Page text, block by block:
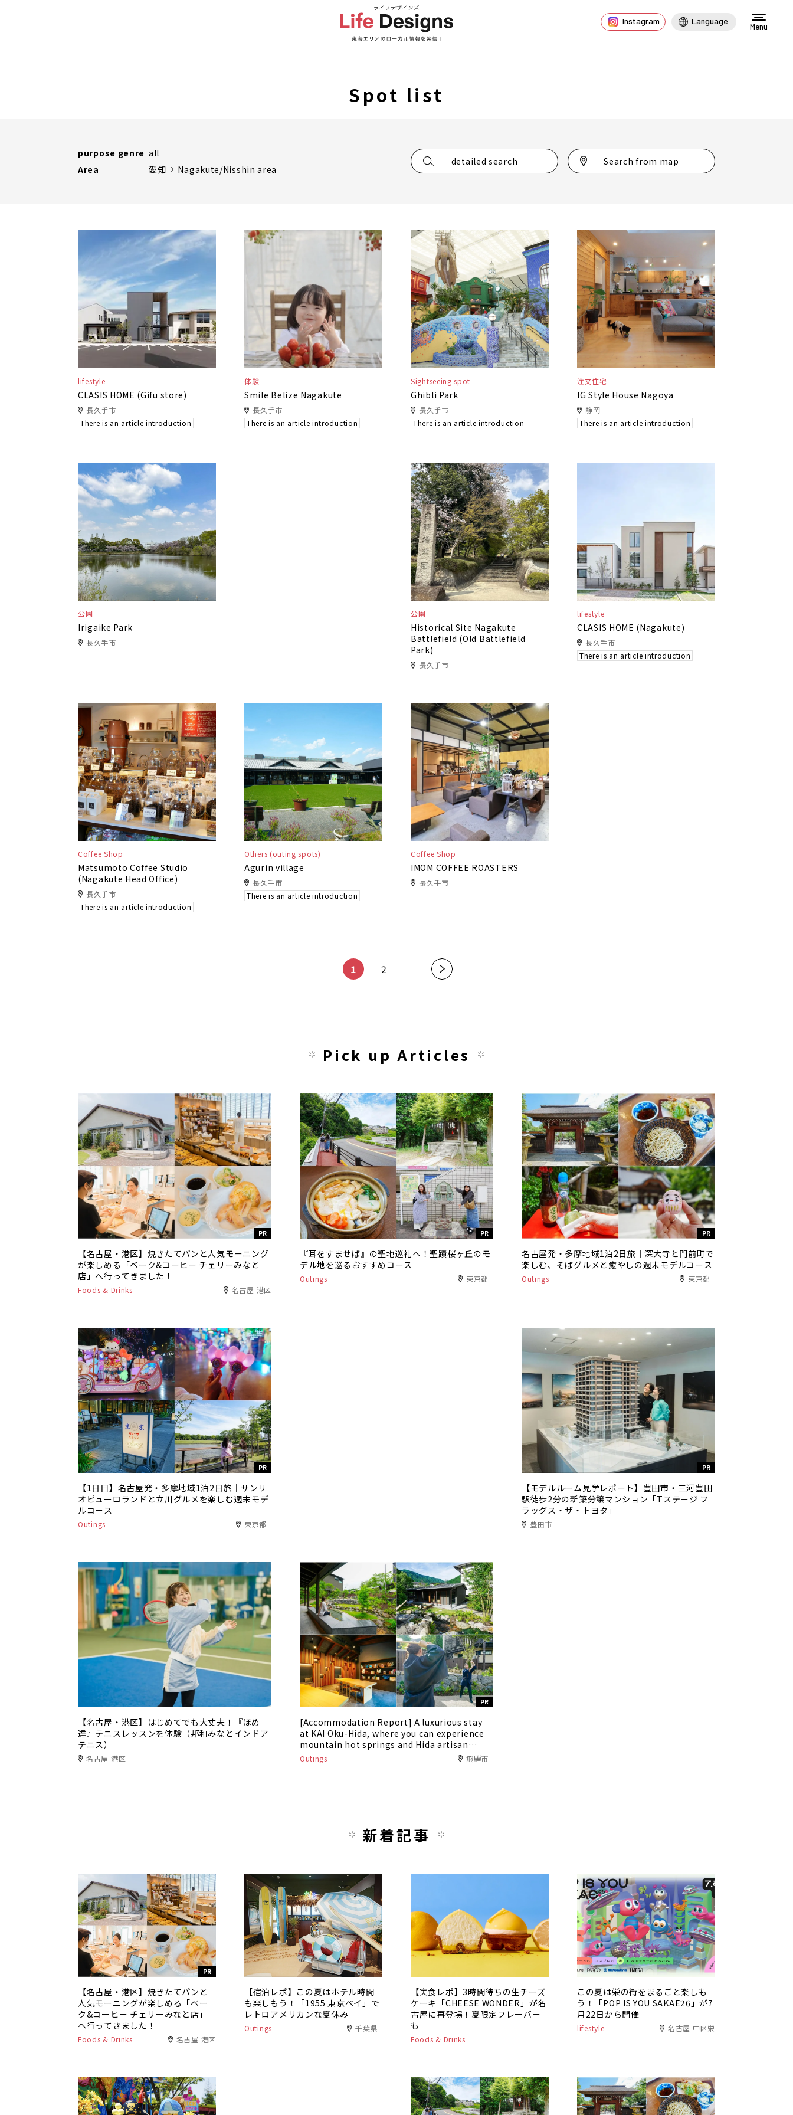
Instagram Language
Menu
Spot list
purpose genre all
Area
愛知 Nagakute/Nisshin area
detailed search Search from map
lifestyle
CLASIS HOME (Gifu store)
長久手市
There is an article introduction
体験
Smile Belize Nagakute
長久手市
There is an article introduction
Sightseeing spot
Ghibli Park
長久手市
There is an article introduction
注文住宅
IG Style House Nagoya
静岡
There is an article introduction
公園
Irigaike Park
長久手市
公園
Historical Site Nagakute
Battlefield (Old Battlefield
Park)
長久手市
lifestyle
CLASIS HOME (Nagakute)
長久手市
There is an article introduction
Coffee Shop
Matsumoto Coffee Studio
(Nagakute Head Office)
長久手市
There is an article introduction
Others (outing spots)
Agurin village
長久手市
There is an article introduction
Coffee Shop
IMOM COFFEE ROASTERS
長久手市
1 2 »
Pick up Articles
PR
【名古屋・港区】焼きたてパンと人気モーニング
が楽しめる「ベーク&コーヒー チェリーみなと
店」へ行ってきました！
Foods & Drinks 名古屋 港区
PR
『耳をすませば』の聖地巡礼へ！聖蹟桜ヶ丘のモ
デル地を巡るおすすめコース
Outings 東京都
PR
名古屋発・多摩地域1泊2日旅｜深大寺と門前町で
楽しむ、そばグルメと癒やしの週末モデルコース
Outings 東京都
PR
【1日目】名古屋発・多摩地域1泊2日旅｜サンリ
オピューロランドと立川グルメを楽しむ週末モデ
ルコース
Outings 東京都
PR
【モデルルーム見学レポート】豊田市・三河豊田
駅徒歩2分の新築分譲マンション「Tステージ フ
ラッグス・ザ・トヨタ」
豊田市
【名古屋・港区】はじめてでも大丈夫！『ほめ
達』テニスレッスンを体験（邦和みなとインドア
テニス）
名古屋 港区
PR
[Accommodation Report] A luxurious stay
at KAI Oku-Hida, where you can experience
mountain hot springs and Hida artisan
culture
Outings 飛騨市
新着記事
PR
【名古屋・港区】焼きたてパンと
人気モーニングが楽しめる「ベー
ク&コーヒー チェリーみなと店」
へ行ってきました！
Foods & Drinks 名古屋 港区
【宿泊レポ】この夏はホテル時間
も楽しもう！「1955 東京ベイ」で
レトロアメリカンな夏休み
Outings 千葉県
【実食レポ】3時間待ちの生チーズ
ケーキ「CHEESE WONDER」が名
古屋に再登場！夏限定フレーバー
も
Foods & Drinks
この夏は栄の街をまるごと楽しも
う！「POP IS YOU SAKAE26」が7
月22日から開催
lifestyle 名古屋 中区栄